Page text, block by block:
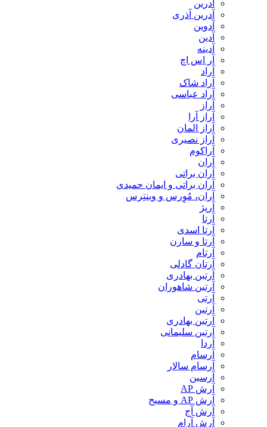
آدرین
آدرین آذری
آدوین
آدین
آدینه
آر اس اچ
آراد
آراد شاک
آراد عباسی
آراز
آراز آرا
آراز المان
آراز نصیری
آراکوم
آران
آران براتی
آران براتی و ایمان حمیدی
آران، مُوِرس و وینتِرس
آرپژ
آرتا
آرتا اسدی
آرتا و سارن
آرتام
آرتان گادلی
آرتبن بهادری
آرتين شاهوران
آرتی
آرتین
آرتین بهادری
آرتین سلیمانی
آردا
آرسام
آرسام سالار
آرسین
آرش AP
آرش AP و مسیح
آرش آج
آرش آرام